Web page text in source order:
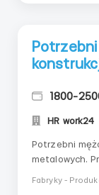
1800-
HR work24
Potrzebni
metalowych. Praca znajduje się na Łotwie, miasto
Fabryky -